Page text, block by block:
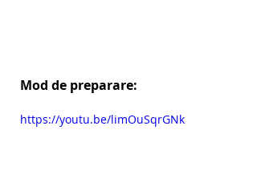
Mod de preparare:
https://youtu.be/limOuSqrGNk